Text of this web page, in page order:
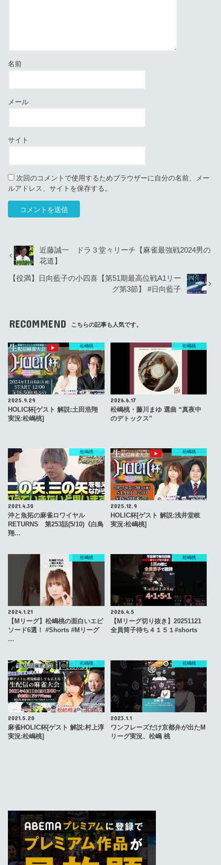
名前
メール
サイト
次回のコメントで使用するためブラウザーに自分の名前、メー
ルアドレス、サイトを保存する。
近藤誠一 ドラ３堂々リーチ【麻雀最強戦2024男の
花道】
【役満】日向藍子の小四喜【第51期最高位戦A1リー
グ第3節】 #日向藍子
RECOMMEND こちらの記事も人気です。
松嶋桃
2025.9.29
HOLIC杯[ゲスト 解説:土田浩翔
実況:松嶋桃]
松嶋桃
2026.6.17
松嶋桃・藤川まゆ 選曲 “真夜中
のデトックス”
松嶋桃
2021.4.30
沖と魚拓の麻雀ロワイヤル
RETURNS 第253話(5/10)《白鳥
翔…
松嶋桃
2025.12.9
HOLIC杯[ゲスト 解説:浅井堂岐
実況:松嶋桃]
松嶋桃
2024.1.21
【Mリーグ】松嶋桃の面白いエピ
ソード6選！ #Shorts #Mリーグ
…
松嶋桃
2026.4.5
【Mリーグ切り抜き】20251121
全員筒子待ち４１５１#shorts
松嶋桃
2021.5.20
麻雀HOLIC杯[ゲスト 解説:村上淳
実況:松嶋桃]
松嶋桃
2023.1.1
ワンフレーズだけ京都弁が出たM
リーグ実況、松嶋 桃